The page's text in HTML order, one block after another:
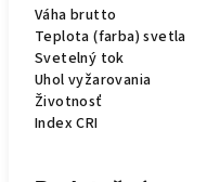
Váha brutto
Teplota (farba) svetla
Svetelný tok
Uhol vyžarovania
Životnosť
Index CRI